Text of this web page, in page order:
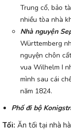
Trung cổ, bảo
nhiều tòa nhà
Nhà nguyện
Württemberg
nguyện chôn
vua Wilhelm I
mình sau cái
năm 1824.
Phố đi bộ
Tối: Ăn tối tại nhà